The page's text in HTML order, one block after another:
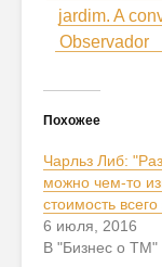
jardim. A
Похожее
Чарльз Либ:
можно чем-то
стоимость всего
6 июля, 2016
В "Бизнес о ТМ"